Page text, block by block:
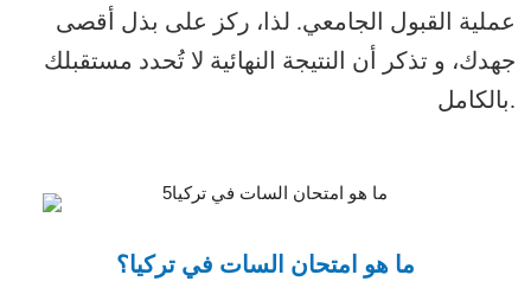
عملية القبول الجامعي. لذا، ركز على بذل أقصى
جهدك، و تذكر أن النتيجة النهائية لا تُحدد مستقبلك
بالكامل.
ما هو امتحان السات في تركيا؟